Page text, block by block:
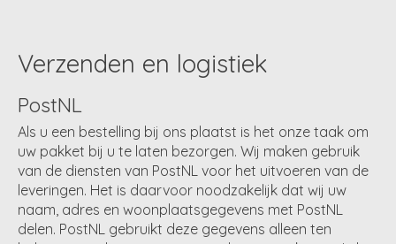
Verzenden en logistiek
PostNL
Als u een bestelling bij ons plaatst is het onze taak om
uw pakket bij u te laten bezorgen. Wij maken gebruik
van de diensten van PostNL voor het uitvoeren van de
leveringen. Het is daarvoor noodzakelijk dat wij uw
naam, adres en woonplaatsgegevens met PostNL
delen. PostNL gebruikt deze gegevens alleen ten